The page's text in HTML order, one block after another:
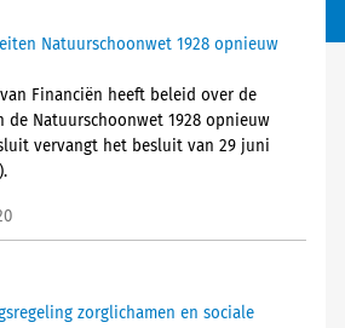
Natuurschoonwet 1928 opnieuw
Financiën heeft beleid over de
Natuurschoonwet 1928 opnieuw
vervangt het besluit van 29 juni
).
zorglichamen en sociale